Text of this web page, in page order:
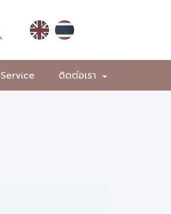
+
ติดต่อเรา